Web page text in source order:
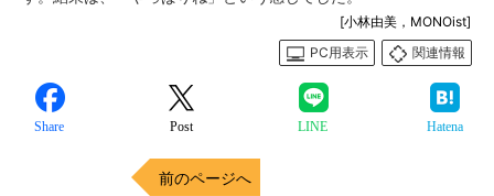
[小林由美，MONOist]
PC用表示
関連情報
Share Post LINE Hatena
前のページへ